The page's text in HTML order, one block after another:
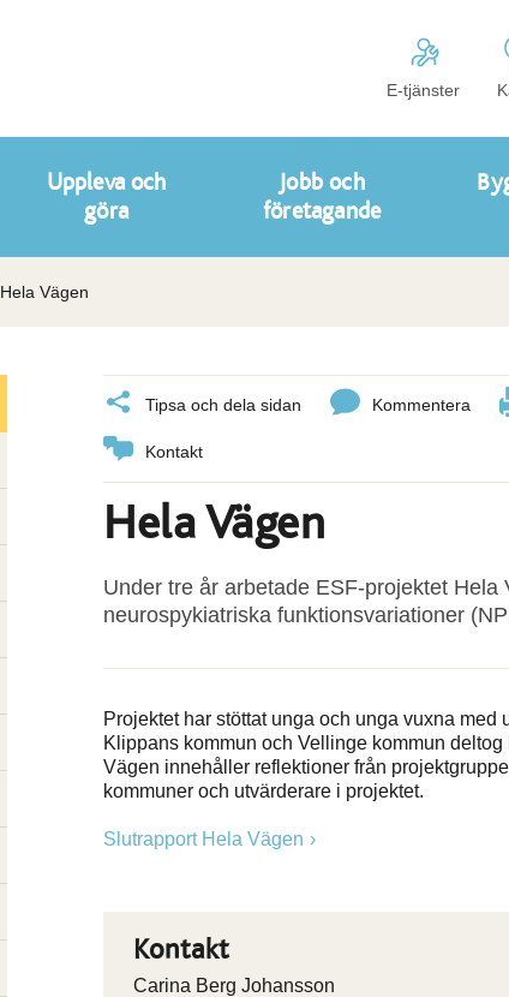
E-tjänster
Uppleva och
göra
Jobb och
företagande
Hela Vägen
Tipsa och dela sidan Kommentera
Kontakt
Hela Vägen
Under tre år arbetade ESF-projektet
neurospykiatriska funktionsvariationer
Projektet har stöttat unga och unga vuxna
Klippans kommun och Vellinge kommun
Vägen innehåller reflektioner från
kommuner och utvärderare i projektet.
Slutrapport Hela Vägen
Kontakt
Carina Berg Johansson